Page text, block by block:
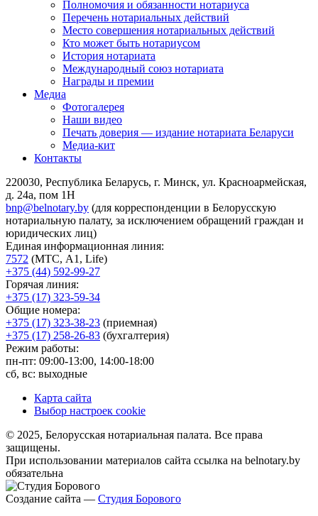
Полномочия и обязанности нотариуса
Перечень нотариальных действий
Место совершения нотариальных действий
Кто может быть нотариусом
История нотариата
Международный союз нотариата
Награды и премии
Медиа
Фотогалерея
Наши видео
Печать доверия — издание нотариата Беларуси
Медиа-кит
Контакты
220030, Республика Беларусь, г. Минск, ул. Красноармейская,
д. 24а, пом 1Н
bnp@belnotary.by (для корреспонденции в Белорусскую
нотариальную палату, за исключением обращений граждан и
юридических лиц)
Единая информационная линия:
7572 (МТС, A1, Life)
+375 (44) 592-99-27
Горячая линия:
+375 (17) 323-59-34
Общие номера:
+375 (17) 323-38-23 (приемная)
+375 (17) 258-26-83 (бухгалтерия)
Режим работы:
пн-пт: 09:00-13:00, 14:00-18:00
сб, вс: выходные
Карта сайта
Выбор настроек cookie
© 2025, Белорусская нотариальная палата. Все права
защищены.
При использовании материалов сайта ссылка на belnotary.by
обязательна
Создание сайта — Студия Борового